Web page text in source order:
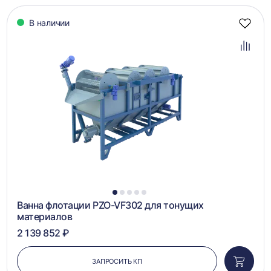
В наличии
1 2 3 4 5
Ванна флотации PZO-VF302 для тонущих
материалов
2 139 852 ₽
ЗАПРОСИТЬ КП